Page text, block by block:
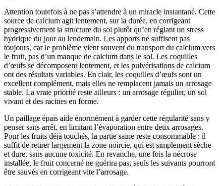
Attention toutefois à ne pas s’attendre à un miracle instantané. Cette
source de calcium agit lentement, sur la durée, en corrigeant
progressivement la structure du sol plutôt qu’en réglant un stress
hydrique du jour au lendemain. Les apports ne suffisent pas
toujours, car le problème vient souvent du transport du calcium vers
le fruit, pas d’un manque de calcium dans le sol. Les coquilles
d’œufs se décomposent lentement, et les pulvérisations de calcium
ont des résultats variables. En clair, les coquilles d’œufs sont un
excellent complément, mais elles ne remplacent jamais un arrosage
stable. La vraie priorité reste ailleurs : un arrosage régulier, un sol
vivant et des racines en forme.
Un paillage épais aide énormément à garder cette régularité sans y
penser sans arrêt, en limitant l’évaporation entre deux arrosages.
Pour les fruits déjà touchés, la partie saine reste consommable : il
suffit de retirer largement la zone noircie, qui est simplement sèche
et dure, sans aucune toxicité. En revanche, une fois la nécrose
installée, le fruit concerné ne guérira pas, seuls les suivants pourront
être sauvés en corrigeant vite l’arrosage.